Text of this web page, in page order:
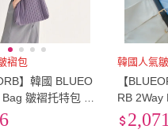
褶包
】韓國 BLUEO
皺褶托特包 肩
收納袋(薰衣草灰)
韓國人氣
【
RB 2Way
時尚褔袋
2,071